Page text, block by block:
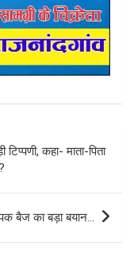
कहा- माता-पिता
बैज का बड़ा बयान…